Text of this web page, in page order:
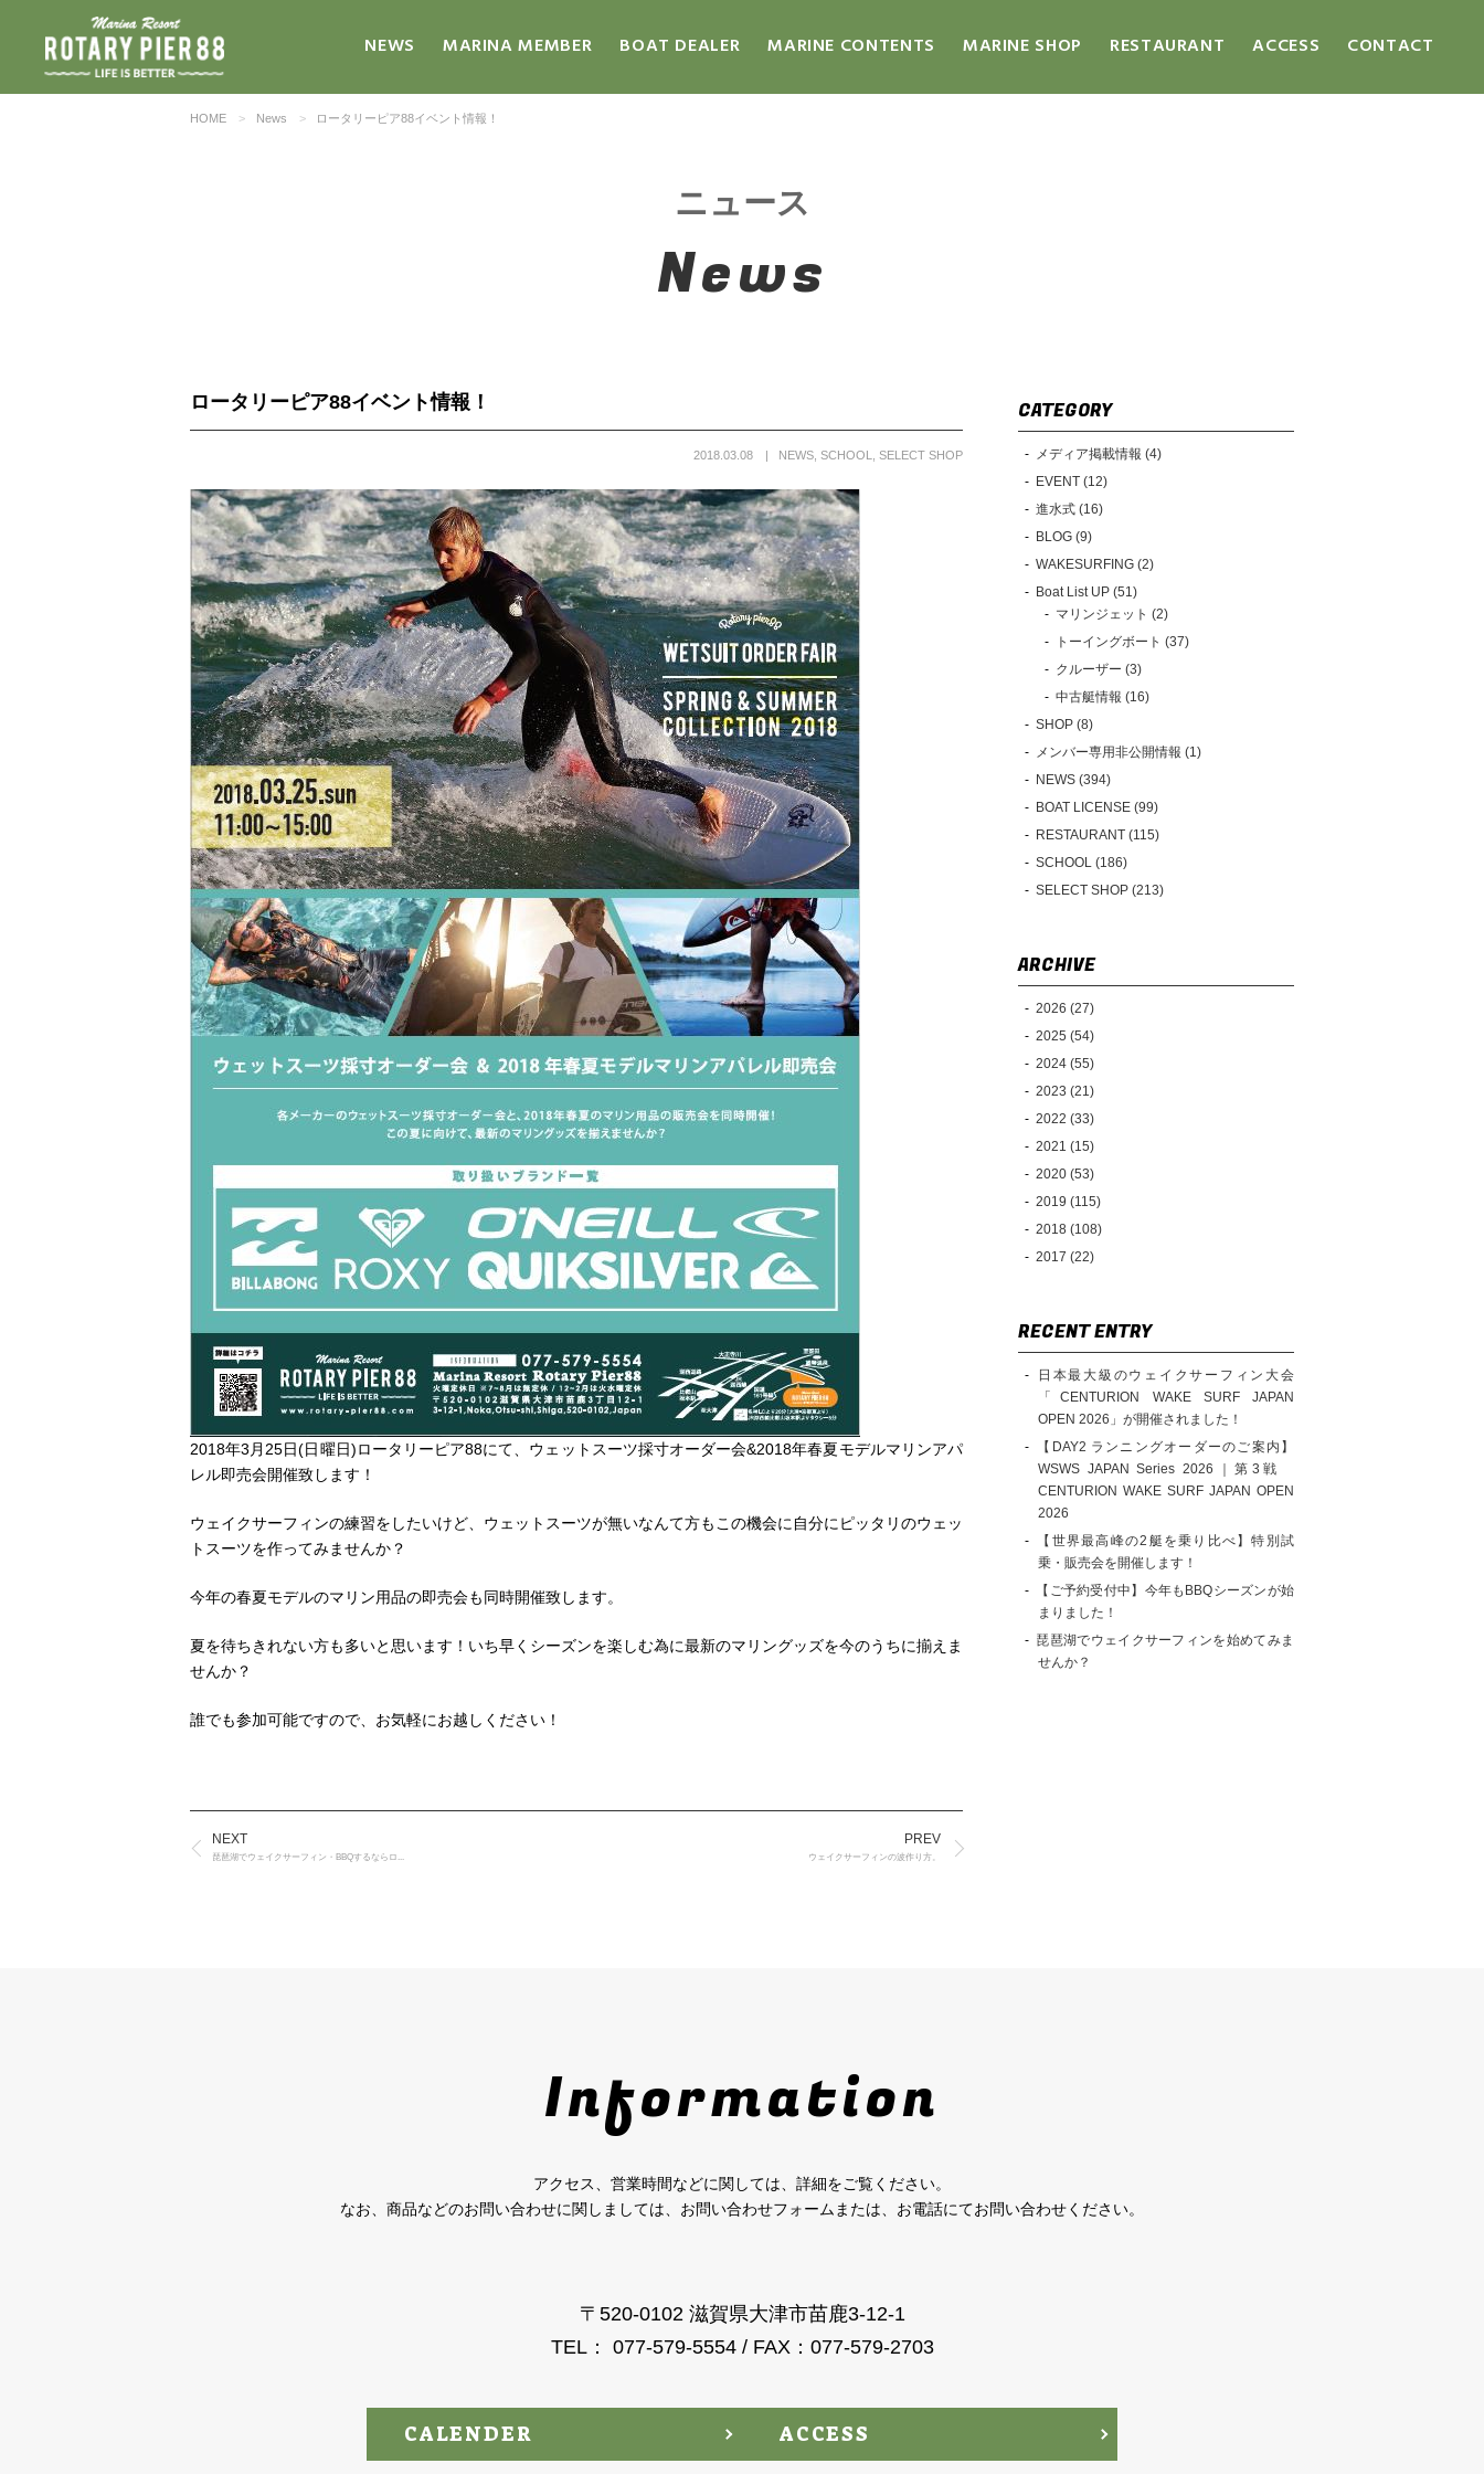
NEWS MARINA MEMBER BOAT DEALER MARINE CONTENTS MARINE SHOP RESTAURANT ACCESS CONTACT
HOME News ロータリーピア88イベント情報！
ニュース
News
ロータリーピア88イベント情報！
2018.03.08 NEWS SCHOOL SELECT SHOP
2018年3月25日(日曜日)ロータリーピア88にて、ウェットスーツ採寸オーダー会&2018年春夏モデルマリンアパ
レル即売会開催致します！
ウェイクサーフィンの練習をしたいけど、ウェットスーツが無いなんて方もこの機会に自分にピッタリのウェッ
トスーツを作ってみませんか？
今年の春夏モデルのマリン用品の即売会も同時開催致します。
夏を待ちきれない方も多いと思います！いち早くシーズンを楽しむ為に最新のマリングッズを今のうちに揃えま
せんか？
誰でも参加可能ですので、お気軽にお越しください！
NEXT
琵琶湖でウェイクサーフィン・BBQするならロ...
PREV
ウェイクサーフィンの波作り方。
CATEGORY
メディア掲載情報 (4)
EVENT (12)
進水式 (16)
BLOG (9)
WAKESURFING (2)
Boat List UP (51)
マリンジェット (2)
トーイングボート (37)
クルーザー (3)
中古艇情報 (16)
SHOP (8)
メンバー専用非公開情報 (1)
NEWS (394)
BOAT LICENSE (99)
RESTAURANT (115)
SCHOOL (186)
SELECT SHOP (213)
ARCHIVE
2026 (27)
2025 (54)
2024 (55)
2023 (21)
2022 (33)
2021 (15)
2020 (53)
2019 (115)
2018 (108)
2017 (22)
RECENT ENTRY
日本最大級のウェイクサーフィン大会
「CENTURION WAKE SURF JAPAN
OPEN 2026」が開催されました！
【DAY2 ランニングオーダーのご案内】
WSWS JAPAN Series 2026｜第3戦
CENTURION WAKE SURF JAPAN OPEN
2026
【世界最高峰の2艇を乗り比べ】特別試
乗・販売会を開催します！
【ご予約受付中】今年もBBQシーズンが始
まりました！
琵琶湖でウェイクサーフィンを始めてみま
せんか？
Information
アクセス、営業時間などに関しては、詳細をご覧ください。
なお、商品などのお問い合わせに関しましては、お問い合わせフォームまたは、お電話にてお問い合わせください。
〒520-0102 滋賀県大津市苗鹿3-12-1
TEL： 077-579-5554 / FAX：077-579-2703
CALENDER ACCESS